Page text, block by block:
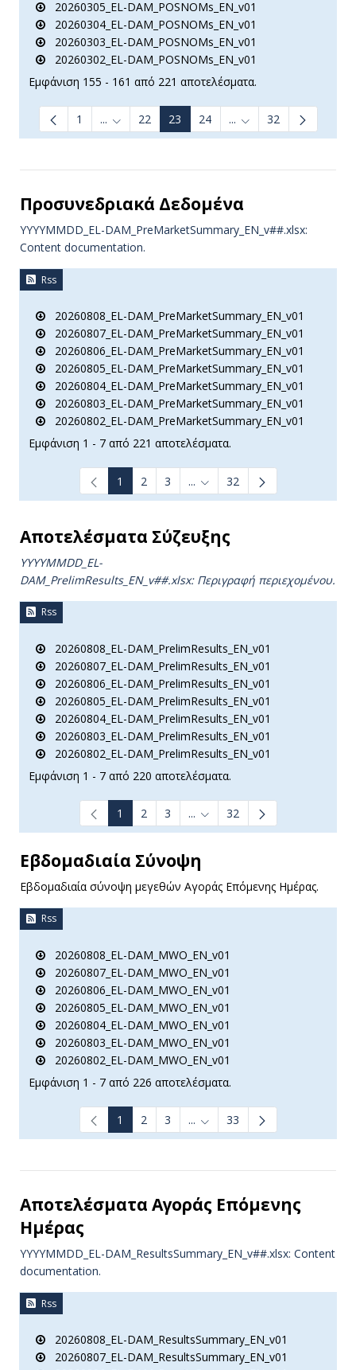
20260305_EL-DAM_POSNOMs_EN_v01
20260304_EL-DAM_POSNOMs_EN_v01
20260303_EL-DAM_POSNOMs_EN_v01
20260302_EL-DAM_POSNOMs_EN_v01
Εμφάνιση 155 - 161 από 221 αποτελέσματα.
1 ... Ενδιάμεσες σελίδες Use TAB to navigate.
22 23 24 ... Ενδιάμεσες σελίδες
32
Προσυνεδριακά Δεδομένα
YYYYMMDD_EL-DAM_PreMarketSummary_EN_v##.xlsx:
Content documentation.
Rss
20260808_EL-DAM_PreMarketSummary_EN_v01
20260807_EL-DAM_PreMarketSummary_EN_v01
20260806_EL-DAM_PreMarketSummary_EN_v01
20260805_EL-DAM_PreMarketSummary_EN_v01
20260804_EL-DAM_PreMarketSummary_EN_v01
20260803_EL-DAM_PreMarketSummary_EN_v01
20260802_EL-DAM_PreMarketSummary_EN_v01
Εμφάνιση 1 - 7 από 221 αποτελέσματα.
1 2 3 ... Ενδιάμεσες σελίδες Use
32
Αποτελέσματα Σύζευξης
YYYYMMDD_EL-
DAM_PrelimResults_ΕΝ_v##.xlsx: Περιγραφή περιεχομένου.
Rss
20260808_EL-DAM_PrelimResults_EN_v01
20260807_EL-DAM_PrelimResults_EN_v01
20260806_EL-DAM_PrelimResults_EN_v01
20260805_EL-DAM_PrelimResults_EN_v01
20260804_EL-DAM_PrelimResults_EN_v01
20260803_EL-DAM_PrelimResults_EN_v01
20260802_EL-DAM_PrelimResults_EN_v01
Εμφάνιση 1 - 7 από 220 αποτελέσματα.
1 2 3 ... Ενδιάμεσες σελίδες Use
32
Εβδομαδιαία Σύνοψη
Εβδομαδιαία σύνοψη μεγεθών Αγοράς Επόμενης Ημέρας.
Rss
20260808_EL-DAM_MWO_EN_v01
20260807_EL-DAM_MWO_EN_v01
20260806_EL-DAM_MWO_EN_v01
20260805_EL-DAM_MWO_EN_v01
20260804_EL-DAM_MWO_EN_v01
20260803_EL-DAM_MWO_EN_v01
20260802_EL-DAM_MWO_EN_v01
Εμφάνιση 1 - 7 από 226 αποτελέσματα.
1 2 3 ... Ενδιάμεσες σελίδες Use
33
Αποτελέσματα Aγοράς Επόμενης
Ημέρας
YYYYMMDD_EL-DAM_ResultsSummary_EN_v##.xlsx: Content
documentation.
Rss
20260808_EL-DAM_ResultsSummary_EN_v01
20260807_EL-DAM_ResultsSummary_EN_v01